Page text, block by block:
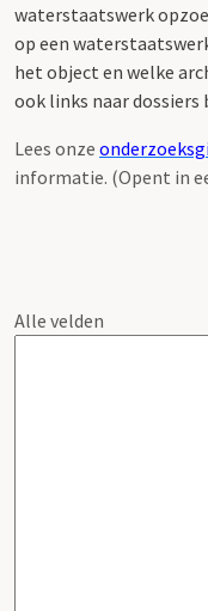
waterstaatswerk
op een
het object en welke
ook links naar dossiers
Lees onze
informatie. (Opent in
Alle velden